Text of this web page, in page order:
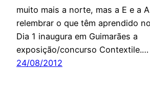
muito mais a norte, mas a E e a
relembrar o que têm aprendido
Dia 1 inaugura em Guimarães a
exposição/concurso Contextile.…
24/08/2012